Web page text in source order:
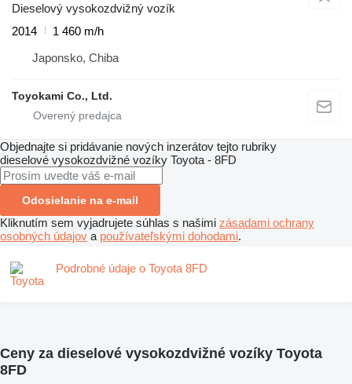
Dieselový vysokozdvižný vozík
2014
1 460 m/h
Japonsko, Chiba
Toyokami Co., Ltd.
Objednajte si pridávanie nových inzerátov tejto rubriky
dieselové vysokozdvižné vozíky Toyota - 8FD
Odosielanie na e-mail
Kliknutím sem vyjadrujete súhlas s našimi zásadami ochrany
osobných údajov a používateľskými dohodami.
Podrobné údaje o Toyota 8FD
Ceny za dieselové vysokozdvižné vozíky Toyota
8FD